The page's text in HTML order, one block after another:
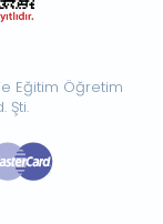
Eğitim Öğretim
Şti.